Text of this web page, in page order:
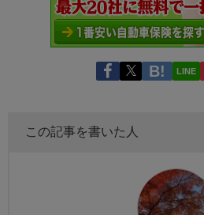
LINE
この記事を書いた人